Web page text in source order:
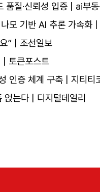
품질·신뢰성 입증 | ai부
모 기반 AI 추론 가속화
” | 조선일보
토큰포스트
인증 체계 구축 | 지티티
얹는다 | 디지털데일리